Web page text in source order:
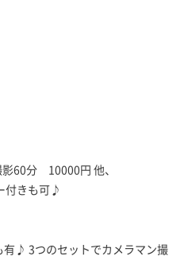
60分 10000円 他、
付きも可♪
♪ 3つのセットでカメラマン撮